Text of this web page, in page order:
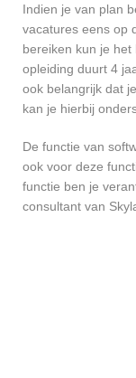
Indien je van plan
vacatures eens op
bereiken kun je
opleiding duurt 4
ook belangrijk dat
kan je hierbij
De functie van
ook voor deze
functie ben je
consultant van